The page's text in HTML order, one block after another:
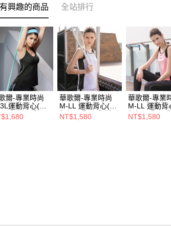
興趣的商品 全站排行
爾-專業時尚
運動背心(動
) 無鋼圈背心
涼感抑菌-
華歌爾-專業時尚
M-LL 運動背心(紫)
無鋼圈背心式-避震
舒適-
NT$1,580
華歌爾-專業
M-LL 運動背
無鋼圈背心式
舒適-
NT$1,580